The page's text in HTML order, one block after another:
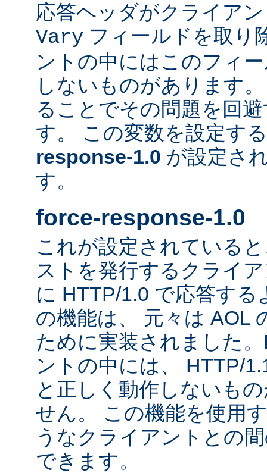
応答ヘッダがクライア
Vary フィールドを取り
ントの中にはこのフィ
しないものがあります
ることでその問題を回
す。 この変数を設定す
response-1.0 が設定さ
す。
force-response-1.0
これが設定されている
ストを発行するクライ
に HTTP/1.0 で応答す
の機能は、 元々は AOL
ために実装されました
ントの中には、 HTTP/
と正しく動作しないも
せん。 この機能を使用
うなクライアントとの
できます。